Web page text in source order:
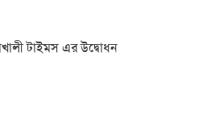
টাইমস এর উদ্বোধন